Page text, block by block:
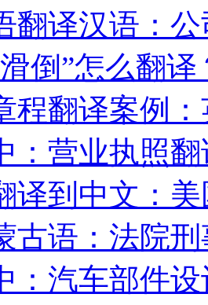
翻译汉语：
倒”怎么翻译
程翻译案例
：营业执照翻
译到中文：
古语：法院
：汽车部件